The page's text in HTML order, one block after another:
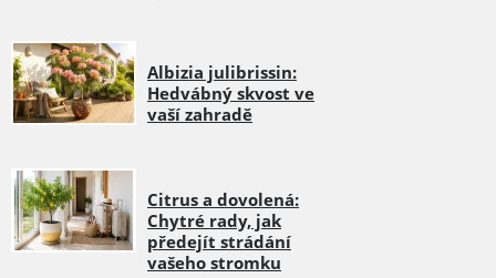
Albizia julibrissin:
Hedvábný skvost ve
vaší zahradě
Citrus a dovolená:
Chytré rady, jak
předejít strádání
vašeho stromku